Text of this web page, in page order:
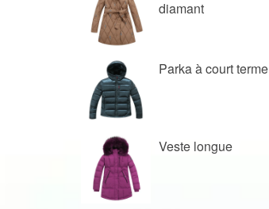
diamant
Parka à court terme
Veste longue